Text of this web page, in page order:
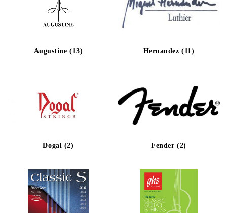
Augustine (13) Hernandez (11)
Dogal (2) Fender (2)